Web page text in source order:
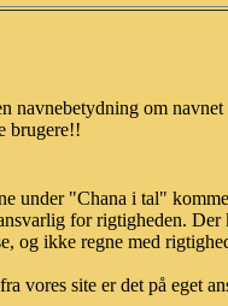
navnebetydning om
brugere!!
under "Chana i tal"
for rigtigheden.
og ikke regne med
vores site er det på eget